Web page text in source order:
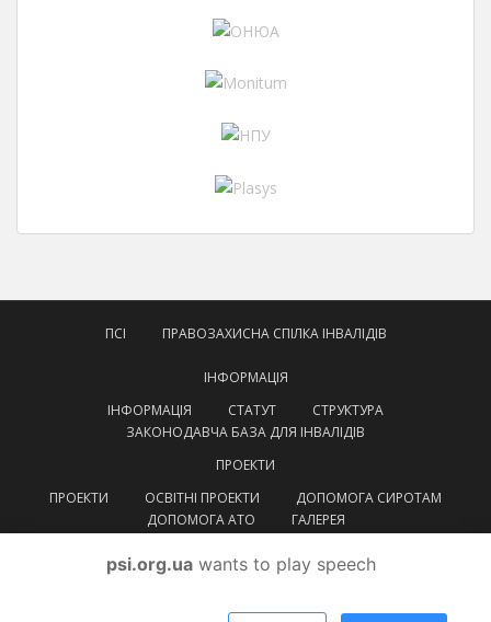
ПСІ ПРАВОЗАХИСНА СПІЛКА ІНВАЛІДІВ
ІНФОРМАЦІЯ
ІНФОРМАЦІЯ
СТАТУТ
СТРУКТУРА
ЗАКОНОДАВЧА БАЗА ДЛЯ ІНВАЛІДІВ
ПРОЕКТИ
ПРОЕКТИ
ОСВІТНІ ПРОЕКТИ
ДОПОМОГА СИРОТАМ
ДОПОМОГА АТО
ГАЛЕРЕЯ
psi.org.ua wants to play speech